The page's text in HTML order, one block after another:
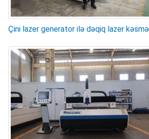
Çini lazer generator ilə dəqiq lazer kəsmə